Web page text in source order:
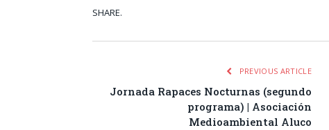
SHARE.
PREVIOUS ARTICLE
Jornada Rapaces Nocturnas (segundo
programa) | Asociación
Medioambiental Aluco